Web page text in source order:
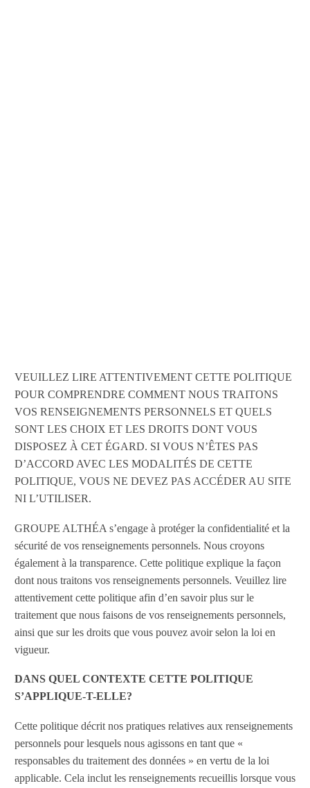
VEUILLEZ LIRE ATTENTIVEMENT CETTE POLITIQUE
POUR COMPRENDRE COMMENT NOUS TRAITONS
VOS RENSEIGNEMENTS PERSONNELS ET QUELS
SONT LES CHOIX ET LES DROITS DONT VOUS
DISPOSEZ À CET ÉGARD. SI VOUS N’ÊTES PAS
D’ACCORD AVEC LES MODALITÉS DE CETTE
POLITIQUE, VOUS NE DEVEZ PAS ACCÉDER AU SITE
NI L’UTILISER.
GROUPE ALTHÉA s’engage à protéger la confidentialité et la
sécurité de vos renseignements personnels. Nous croyons
également à la transparence. Cette politique explique la façon
dont nous traitons vos renseignements personnels. Veuillez lire
attentivement cette politique afin d’en savoir plus sur le
traitement que nous faisons de vos renseignements personnels,
ainsi que sur les droits que vous pouvez avoir selon la loi en
vigueur.
DANS QUEL CONTEXTE CETTE POLITIQUE
S’APPLIQUE-T-ELLE?
Cette politique décrit nos pratiques relatives aux renseignements
personnels pour lesquels nous agissons en tant que «
responsables du traitement des données » en vertu de la loi
applicable. Cela inclut les renseignements recueillis lorsque vous